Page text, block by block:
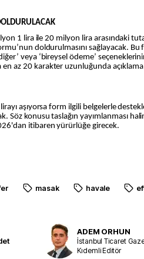
1 lira ile 20 milyon lira arasındaki
doldurulmasını sağlayacak. Bu
veya ‘bireysel ödeme’
az 20 karakter uzunluğunda açıklama
aşıyorsa form ilgili belgelerle
Söz konusu taslağın yayımlanması
itibaren yürürlüğe girecek.
masak havale
ADEM ORHUN
İstanbul Ticaret
Kıdemli Editör